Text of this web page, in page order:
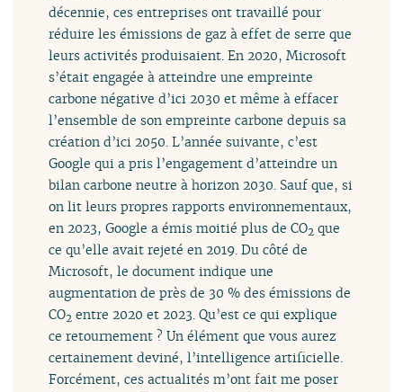
décennie, ces entreprises ont travaillé pour
réduire les émissions de gaz à effet de serre que
leurs activités produisaient. En 2020, Microsoft
s’était engagée à atteindre une empreinte
carbone négative d’ici 2030 et même à effacer
l’ensemble de son empreinte carbone depuis sa
création d’ici 2050. L’année suivante, c’est
Google qui a pris l’engagement d’atteindre un
bilan carbone neutre à horizon 2030. Sauf que, si
on lit leurs propres rapports environnementaux,
en 2023, Google a émis moitié plus de CO2 que
ce qu’elle avait rejeté en 2019. Du côté de
Microsoft, le document indique une
augmentation de près de 30 % des émissions de
CO2 entre 2020 et 2023. Qu’est ce qui explique
ce retournement ? Un élément que vous aurez
certainement deviné, l’intelligence artificielle.
Forcément, ces actualités m’ont fait me poser